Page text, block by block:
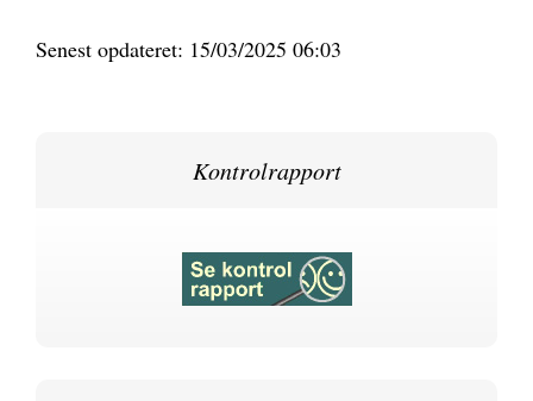
Senest opdateret: 15/03/2025 06:03
Kontrolrapport